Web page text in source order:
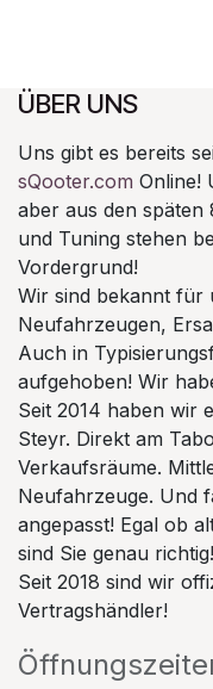
ÜBER UNS
Uns gibt es bereits
sQooter.com Online!
aber aus den späten
und Tuning stehen
Vordergrund!
Wir sind bekannt für
Neufahrzeugen,
Auch in
aufgehoben! Wir
Seit 2014 haben wir
Steyr. Direkt am
Verkaufsräume.
Neufahrzeuge. Und
angepasst! Egal ob
sind Sie genau richtig!
Seit 2018 sind wir
Vertragshändler!